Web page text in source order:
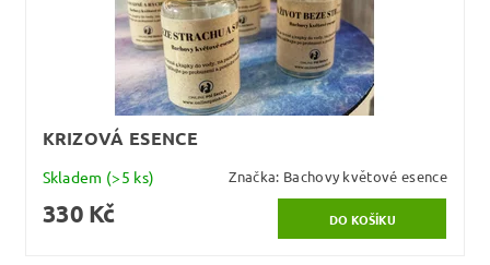
KRIZOVÁ ESENCE
Skladem (>5 ks) Značka: Bachovy květové esence
330 Kč